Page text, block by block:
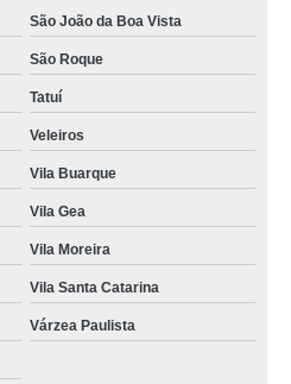
São João da Boa Vista
São Roque
Tatuí
Veleiros
Vila Buarque
Vila Gea
Vila Moreira
Vila Santa Catarina
Várzea Paulista